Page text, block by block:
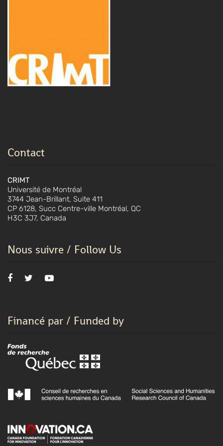
Contact
CRIMT
Université de Montréal
3744 Jean-Brillant, Suite 411
CP 6128, Succ Centre-ville Montréal, QC
H3C 3J7, Canada
Nous suivre / Follow Us
Financé par / Funded by